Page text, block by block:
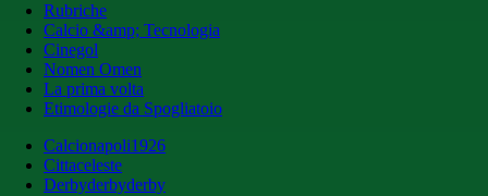
Rubriche
Calcio &amp; Tecnologia
Cinegol
Nomen Omen
La prima volta
Etimologie da Spogliatoio
Calcionapoli1926
Cittaceleste
Derbyderbyderby